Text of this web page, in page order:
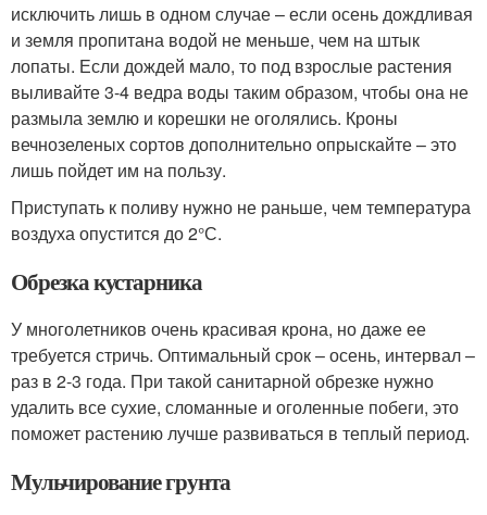
исключить лишь в одном случае – если осень дождливая
и земля пропитана водой не меньше, чем на штык
лопаты. Если дождей мало, то под взрослые растения
выливайте 3-4 ведра воды таким образом, чтобы она не
размыла землю и корешки не оголялись. Кроны
вечнозеленых сортов дополнительно опрыскайте – это
лишь пойдет им на пользу.
Приступать к поливу нужно не раньше, чем температура
воздуха опустится до 2°С.
Обрезка кустарника
У многолетников очень красивая крона, но даже ее
требуется стричь. Оптимальный срок – осень, интервал –
раз в 2-3 года. При такой санитарной обрезке нужно
удалить все сухие, сломанные и оголенные побеги, это
поможет растению лучше развиваться в теплый период.
Мульчирование грунта